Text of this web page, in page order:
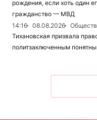
рождения, если хоть один
гражданство — МВД
14:16
08.08.2026
Тихановская призвала
политзаключенным